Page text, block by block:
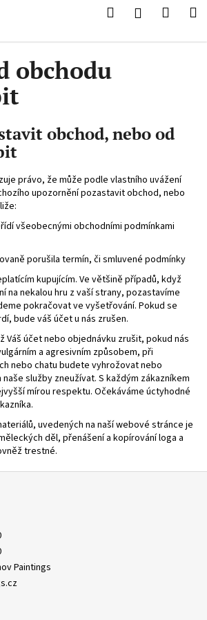
HledatPřihlášení
košík
obchodu
obchod, nebo od
právo, že může podle vlastního uvážení
upozornění pozastavit obchod, nebo
všeobecnými obchodními podmínkami
porušila termín, či smluvené podmínky
kupujícím. Ve většině případů, když
na nekalou hru z vaší strany, pozastavíme
pokračovat ve vyšetřování. Pokud se
bude váš účet u nás zrušen.
Váš účet nebo objednávku zrušit, pokud nás
a agresivním způsobem, při
nebo chatu budete vyhrožovat nebo
služby zneužívat. S každým zákazníkem
mírou respektu. Očekáváme úctyhodné
uvedených na naší webové stránce je
děl, přenášení a kopírování loga a
trestné.
Paintings